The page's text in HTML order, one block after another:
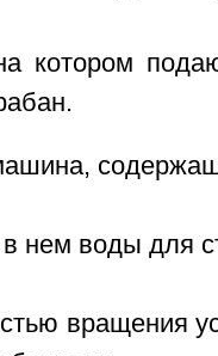
котором
нем воды для
вращения